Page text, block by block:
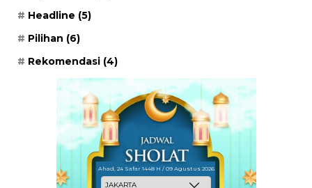
Headline (5)
Pilihan (6)
Rekomendasi (4)
Ahad, 24 Safar 1448 H / 09 Agustus 2026